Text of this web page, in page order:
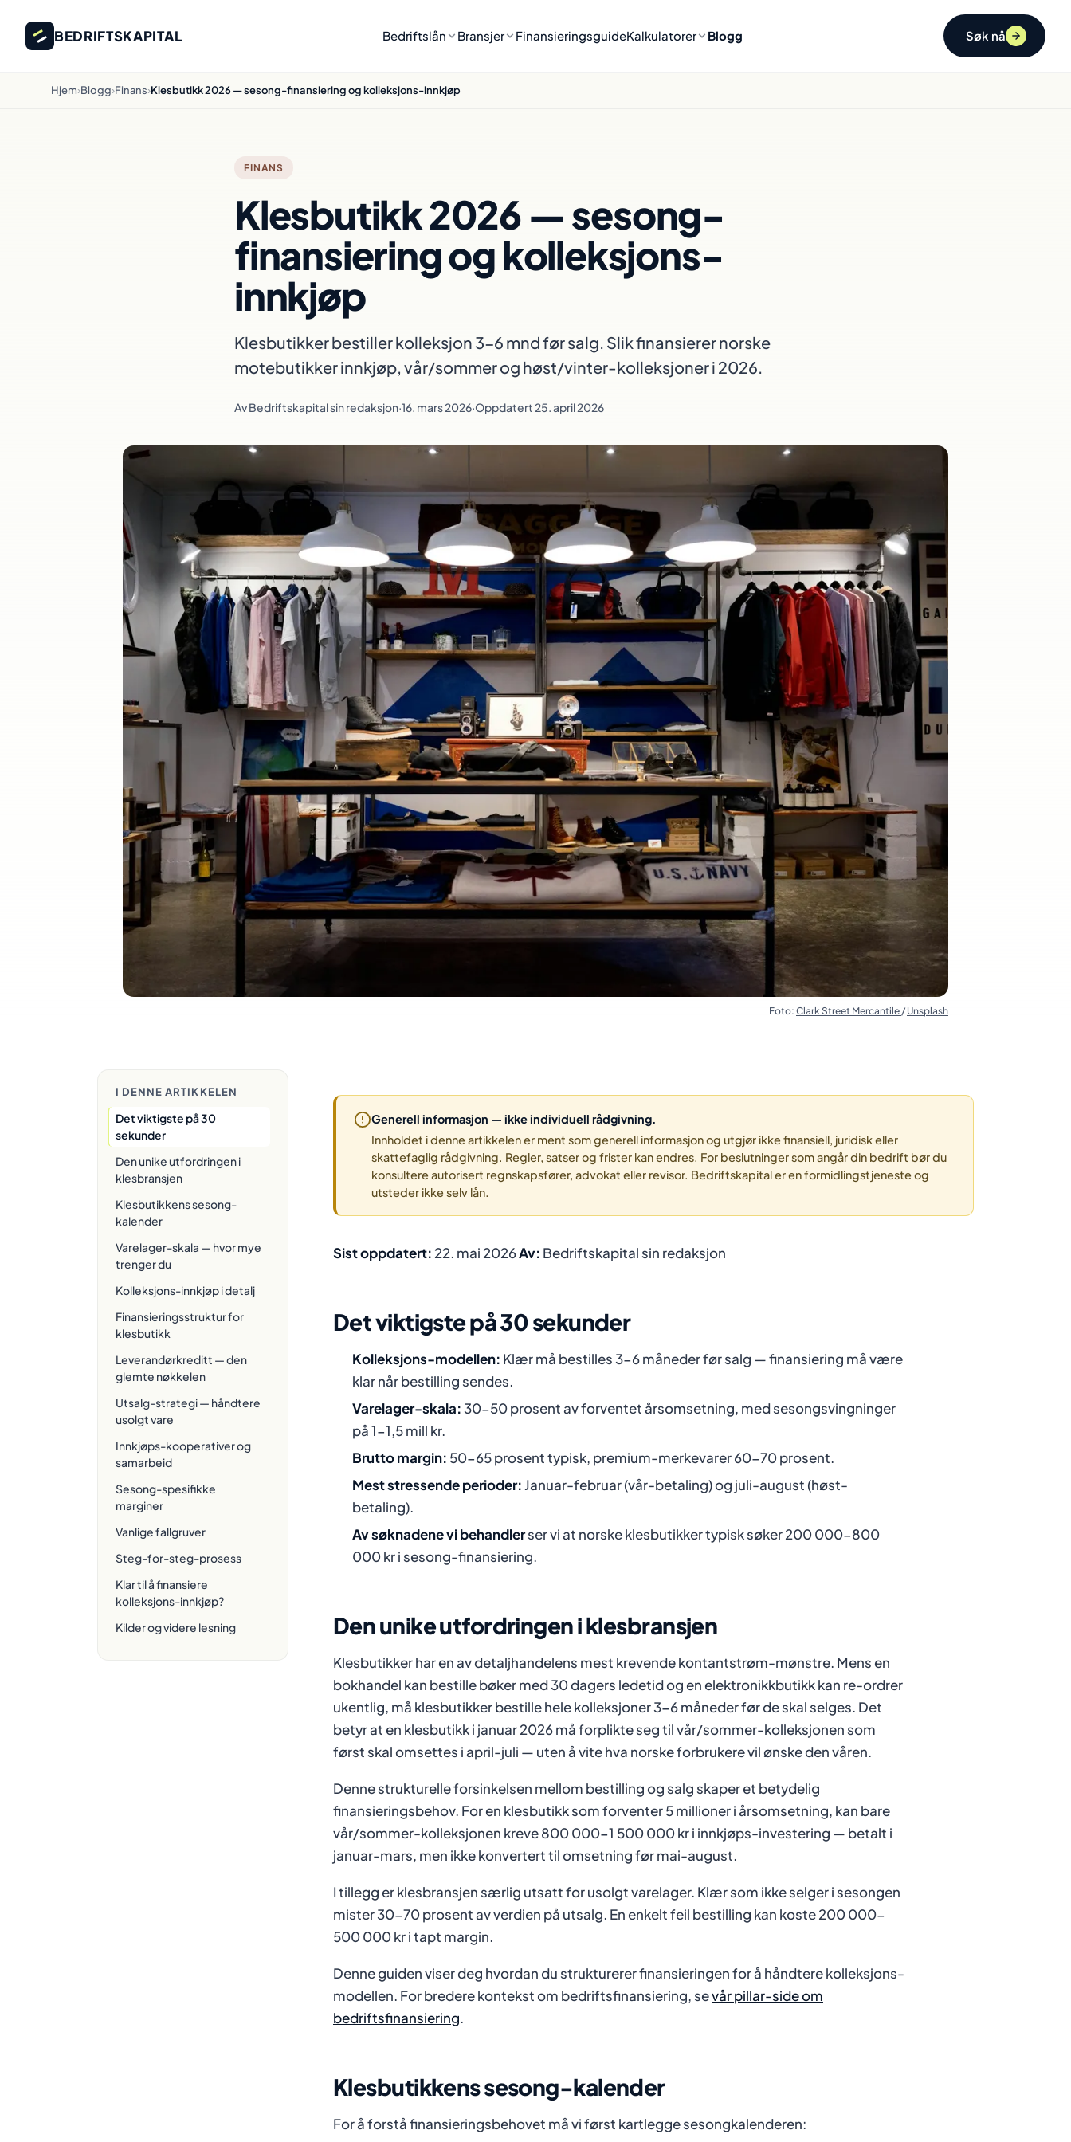
BEDRIFTSKAPITAL Bedriftslån Bransjer FinansieringsguideKalkulatorer Blogg Søk nå
Hjem›Blogg›Finans›Klesbutikk 2026 — sesong-finansiering og kolleksjons-innkjøp
FINANS
Klesbutikk 2026 — sesong-
finansiering og kolleksjons-
innkjøp
Klesbutikker bestiller kolleksjon 3-6 mnd før salg. Slik finansierer norske
motebutikker innkjøp, vår/sommer og høst/vinter-kolleksjoner i 2026.
AvBedriftskapital sin redaksjon·16. mars 2026·Oppdatert 25. april 2026
Foto: Clark Street Mercantile /Unsplash
I DENNE ARTIKKELEN
Det viktigste på 30
sekunder
Den unike utfordringen i
klesbransjen
Klesbutikkens sesong-
kalender
Varelager-skala — hvor mye
trenger du
Kolleksjons-innkjøp i detalj
Finansieringsstruktur for
klesbutikk
Leverandørkreditt — den
glemte nøkkelen
Utsalg-strategi — håndtere
usolgt vare
Innkjøps-kooperativer og
samarbeid
Sesong-spesifikke
marginer
Vanlige fallgruver
Steg-for-steg-prosess
Klar til å finansiere
kolleksjons-innkjøp?
Kilder og videre lesning
Generell informasjon — ikke individuell rådgivning.
Innholdet i denne artikkelen er ment som generell informasjon og utgjør ikke finansiell, juridisk eller
skattefaglig rådgivning. Regler, satser og frister kan endres. For beslutninger som angår din bedrift bør du
konsultere autorisert regnskapsfører, advokat eller revisor. Bedriftskapital er en formidlingstjeneste og
utsteder ikke selv lån.
Sist oppdatert: 22. mai 2026Av: Bedriftskapital sin redaksjon
Det viktigste på 30 sekunder
Kolleksjons-modellen: Klær må bestilles 3-6 måneder før salg — finansiering må være
klar når bestilling sendes.
Varelager-skala:30-50 prosent av forventet årsomsetning, med sesongsvingninger
på 1-1,5 mill kr.
Brutto margin: 50-65 prosent typisk, premium-merkevarer 60-70 prosent.
Mest stressende perioder: Januar-februar (vår-betaling) og juli-august (høst-
betaling).
Av søknadene vi behandlerser vi at norske klesbutikker typisk søker 200 000-800
000 kr i sesong-finansiering.
Den unike utfordringen i klesbransjen
Klesbutikker har en av detaljhandelens mest krevende kontantstrøm-mønstre. Mens en
bokhandel kan bestille bøker med 30 dagers ledetid og en elektronikkbutikk kan re-ordrer
ukentlig, må klesbutikker bestille hele kolleksjoner 3-6 måneder før de skal selges. Det
betyr at en klesbutikk i januar 2026 må forplikte seg til vår/sommer-kolleksjonen som
først skal omsettes i april-juli — uten å vite hva norske forbrukere vil ønske den våren.
Denne strukturelle forsinkelsen mellom bestilling og salg skaper et betydelig
finansieringsbehov. For en klesbutikk som forventer 5 millioner i årsomsetning, kan bare
vår/sommer-kolleksjonen kreve 800 000-1 500 000 kr i innkjøps-investering — betalt i
januar-mars, men ikke konvertert til omsetning før mai-august.
I tillegg er klesbransjen særlig utsatt for usolgt varelager. Klær som ikke selger i sesongen
mister 30-70 prosent av verdien på utsalg. En enkelt feil bestilling kan koste 200 000-
500 000 kr i tapt margin.
Denne guiden viser deg hvordan du strukturerer finansieringen for å håndtere kolleksjons-
modellen. For bredere kontekst om bedriftsfinansiering, sevår pillar-side om
bedriftsfinansiering.
Klesbutikkens sesong-kalender
For å forstå finansieringsbehovet må vi først kartlegge sesongkalenderen: